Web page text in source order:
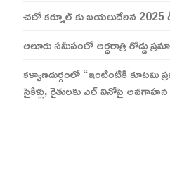
చలో కర్నూల్ కు బయలుదేరిన 2025
ఆలూరు సమీపంలో అర్ధరాత్రి రోడ్డు
కళ్యాణదుర్గంలో “ఇంటింటికి కూటమి
సైకిళ్లు, రైతులకు ఎల్ నినోపై అవగాహన